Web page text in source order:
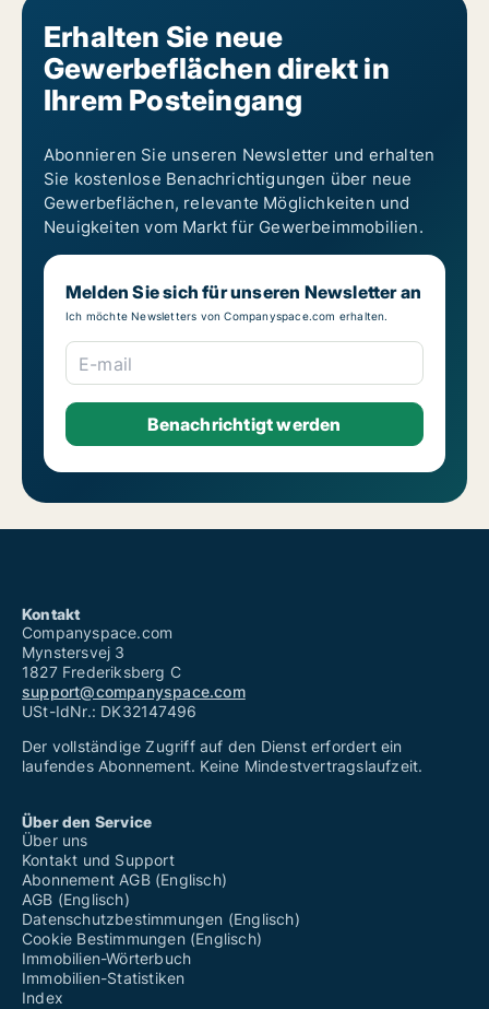
Erhalten Sie neue
Gewerbeflächen direkt in
Ihrem Posteingang
Abonnieren Sie unseren Newsletter und erhalten
Sie kostenlose Benachrichtigungen über neue
Gewerbeflächen, relevante Möglichkeiten und
Neuigkeiten vom Markt für Gewerbeimmobilien.
Melden Sie sich für unseren Newsletter an
Ich möchte Newsletters von Companyspace.com erhalten.
E-mail
Kontakt
Companyspace.com
Mynstersvej 3
1827 Frederiksberg C
support@companyspace.com
USt-IdNr.: DK32147496
Der vollständige Zugriff auf den Dienst erfordert ein
laufendes Abonnement. Keine Mindestvertragslaufzeit.
Über den Service
Über uns
Kontakt und Support
Abonnement AGB (Englisch)
AGB (Englisch)
Datenschutzbestimmungen (Englisch)
Cookie Bestimmungen (Englisch)
Immobilien-Wörterbuch
Immobilien-Statistiken
Index